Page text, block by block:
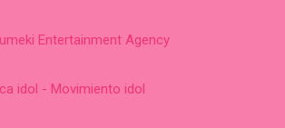
Entertainment Agency
idol - Movimiento idol